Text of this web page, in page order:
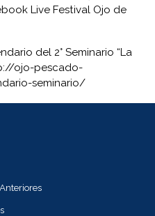
Live Festival Ojo de
del 2° Seminario “La
ojo-pescado-
seminario/